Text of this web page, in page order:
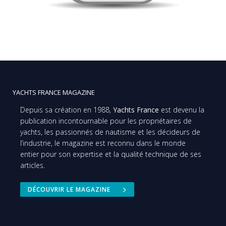
YACHTS FRANCE MAGAZINE
Depuis sa création en 1988, Yachts France est devenu la
publication incontournable pour les propriétaires de
yachts, les passionnés de nautisme et les décideurs de
l’industrie, le magazine est reconnu dans le monde
entier pour son expertise et la qualité technique de ses
articles.
DÉCOUVRIR LE MAGAZINE